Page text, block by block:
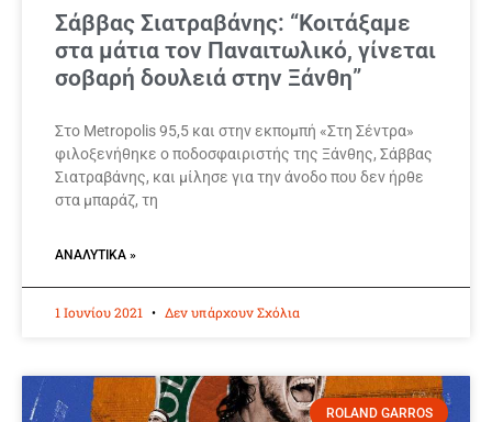
Σάββας Σιατραβάνης: “Κοιτάξαμε
στα μάτια τον Παναιτωλικό, γίνεται
σοβαρή δουλειά στην Ξάνθη”
Στο Metropolis 95,5 και στην εκπομπή «Στη Σέντρα»
φιλοξενήθηκε ο ποδοσφαιριστής της Ξάνθης, Σάββας
Σιατραβάνης, και μίλησε για την άνοδο που δεν ήρθε
στα μπαράζ, τη
ΑΝΑΛΥΤΙΚΆ »
1 Ιουνίου 2021 Δεν υπάρχουν Σχόλια
ROLAND GARROS